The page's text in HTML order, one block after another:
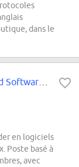
dans le
en logiciels
Poste basé à
avec